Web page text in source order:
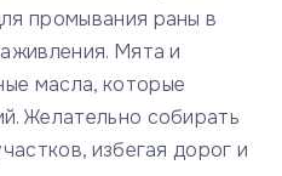
промывания раны в
Мята и
масла, которые
Желательно собирать
избегая дорог и